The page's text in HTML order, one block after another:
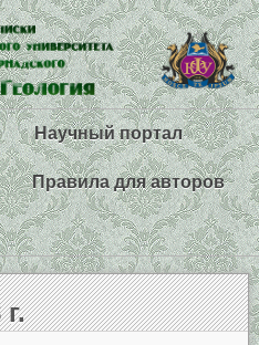
Научный портал
Правила для авторов